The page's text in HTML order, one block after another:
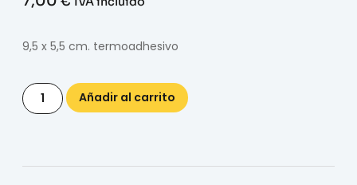
9,5 x 5,5 cm. termoadhesivo
Añadir al carrito